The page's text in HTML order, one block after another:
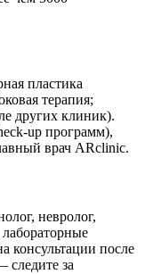
пластика
терапия;
других клиник).
up программ),
врач ARclinic.
невролог,
консультации после
следите за